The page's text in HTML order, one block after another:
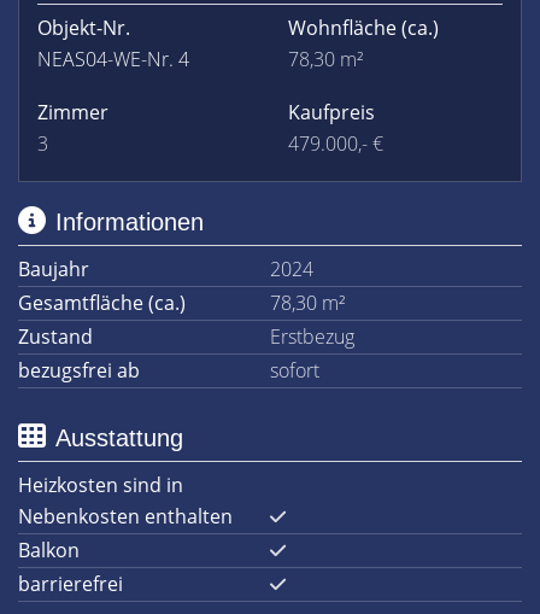
Objekt-Nr.
NEAS04-WE-Nr. 4
Wohnfläche(ca.)
78,30 m²
Zimmer
3
Kaufpreis
479.000,- €
Informationen
Baujahr
2024
Gesamtfläche (ca.)
78,30 m²
Zustand
Erstbezug
bezugsfrei ab
sofort
Ausstattung
Heizkosten sind in
Nebenkosten enthalten
Balkon
barrierefrei